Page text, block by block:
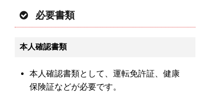
必要書類
本人確認書類
本人確認書類として、運転免許証、健康
保険証などが必要です。